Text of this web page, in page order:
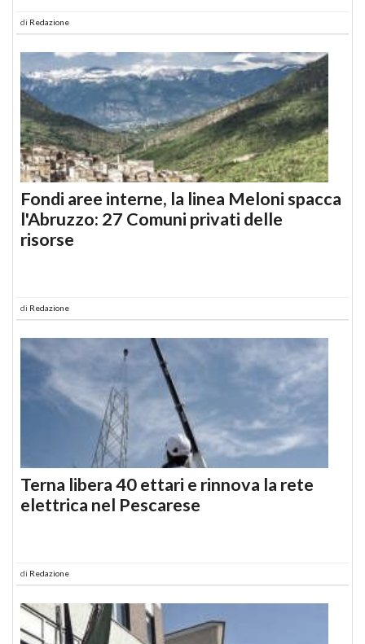
di Redazione
Fondi aree interne, la linea Meloni spacca
l'Abruzzo: 27 Comuni privati delle
risorse
di Redazione
Terna libera 40 ettari e rinnova la rete
elettrica nel Pescarese
di Redazione